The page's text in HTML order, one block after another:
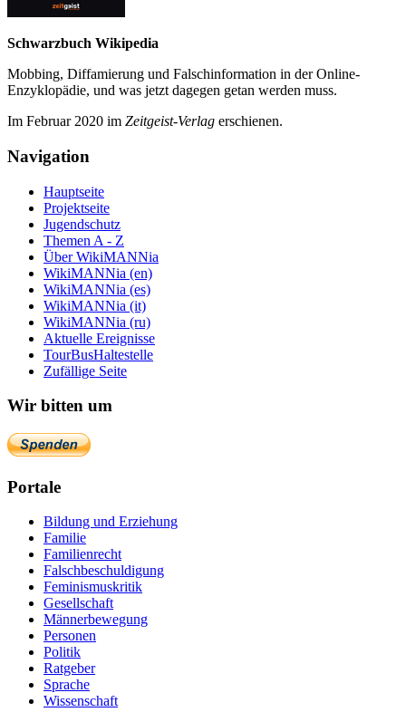
Schwarzbuch Wikipedia
Mobbing, Diffamierung und Falsch­information in der Online-
Enzyklo­pädie, und was jetzt da­gegen getan werden muss.
Im Februar 2020 im Zeit­geist-Verlag erschienen.
Navigation
Hauptseite
Projektseite
Jugendschutz
Themen A - Z
Über WikiMANNia
WikiMANNia (en)
WikiMANNia (es)
WikiMANNia (it)
WikiMANNia (ru)
Aktuelle Ereignisse
TourBusHaltestelle
Zufällige Seite
Wir bitten um
Portale
Bildung und Erziehung
Familie
Familienrecht
Falschbeschuldigung
Feminismuskritik
Gesellschaft
Männerbewegung
Personen
Politik
Ratgeber
Sprache
Wissenschaft